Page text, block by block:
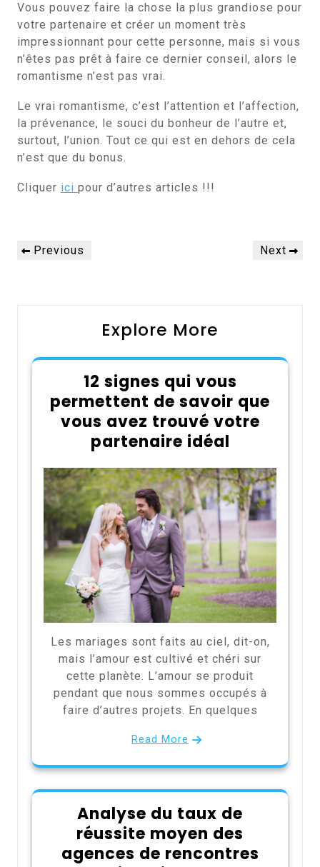
Vous pouvez faire la chose la plus grandiose pour
votre partenaire et créer un moment très
impressionnant pour cette personne, mais si vous
n’êtes pas prêt à faire ce dernier conseil, alors le
romantisme n’est pas vrai.
Le vrai romantisme, c’est l’attention et l’affection,
la prévenance, le souci du bonheur de l’autre et,
surtout, l’union. Tout ce qui est en dehors de cela
n’est que du bonus.
Cliquer ici pour d’autres articles !!!
Navigation
dePrevious
Previous
Next
Next
Explore More
12 signes qui vous
permettent de savoir que
vous avez trouvé votre
partenaire idéal
Les mariages sont faits au ciel, dit-on,
mais l’amour est cultivé et chéri sur
cette planète. L’amour se produit
pendant que nous sommes occupés à
faire d’autres projets. En quelques
Read More
Analyse du taux de
réussite moyen des
agences de rencontres